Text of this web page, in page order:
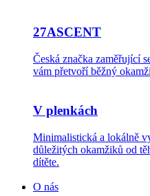
27ASCENT
Česká značka zaměřující
vám přetvoří běžný
V plenkách
Minimalistická a lokálně
důležitých okamžiků od
dítěte.
O nás